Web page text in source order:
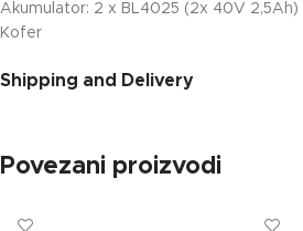
Akumulator: 2 x BL4025 (2x 40V 2,5Ah)
Kofer
Shipping and Delivery
Povezani proizvodi